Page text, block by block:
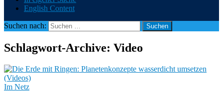
English Content
Suchen nach:
Schlagwort-Archive: Video
Im Netz